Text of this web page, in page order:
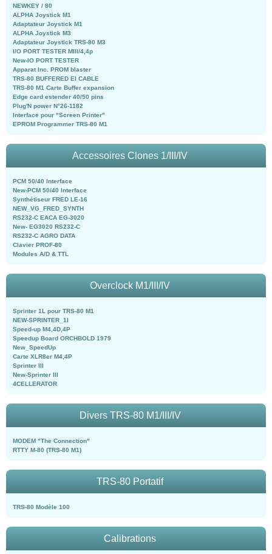
NEWKEY / 80
ALPHA Joystick M1
Adaptateur Joystick M1
ALPHA Joystick M3
Adaptateur Joystick TRS-80 M3
I/O PORT TESTER MIII/4,4p
New-IO PORT TESTER
Apparat Inc. PROM blaster
TRS-80 BUFFERED EI CABLE
TRS-80 M1 Carte Buffer expansion
Edge card estender 40/50 pins
Plug'N power N°26-1182
Interface pour "Screen Printer"
EPROM Programmer TRS-80 M1
Accessoires Clones 1/III/IV
PCM 50/40 Interface
New-PCM 50/40 Interface
Synthétiseur FRED LE-16
NEW_VG_FRED_SYNTH
RS232-C EACA EG-3020
New- EG3020 RS232-C
RS232-C AGRO DATA
Clavier PROF-80
Modules A/D & TTL
Overclock M1/III/IV
Sprinter 1L pour TRS-80 M1
NEW-SPRINTER_1l
Speed-up M4,4D,4P
Speedup Board ORCHBOLD 1979
New_SpeedUp
Carte XLR8er M4,4P
Sprinter III
New-Sprinter III
4CELLERATOR
Divers TRS-80 M1/III/IV
MODEM "The Connection"
RTTY M-80 (TRS-80 M1)
TRS-80 Portatif
TRS-80 Modèle 100
Calibrations